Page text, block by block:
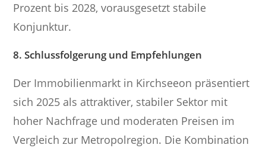
Prozent bis 2028, vorausgesetzt stabile
Konjunktur.
8. Schlussfolgerung und Empfehlungen
Der Immobilienmarkt in Kirchseeon präsentiert
sich 2025 als attraktiver, stabiler Sektor mit
hoher Nachfrage und moderaten Preisen im
Vergleich zur Metropolregion. Die Kombination